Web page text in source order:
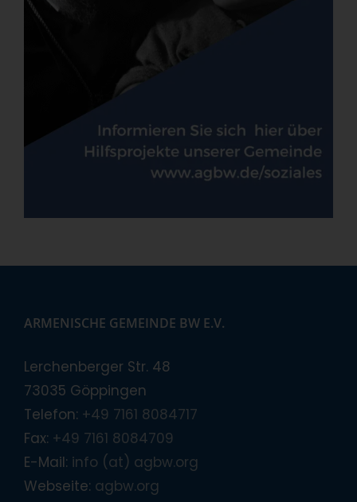
ARMENISCHE GEMEINDE BW E.V.
Lerchenberger Str. 48
73035 Göppingen
Telefon: +49 7161 8084717
Fax: +49 7161 8084709
E-Mail: info (at) agbw.org
Webseite: agbw.org